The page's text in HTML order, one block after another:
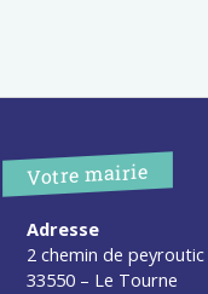
Votre mairie
Adresse
2 chemin de peyroutic
33550 – Le Tourne